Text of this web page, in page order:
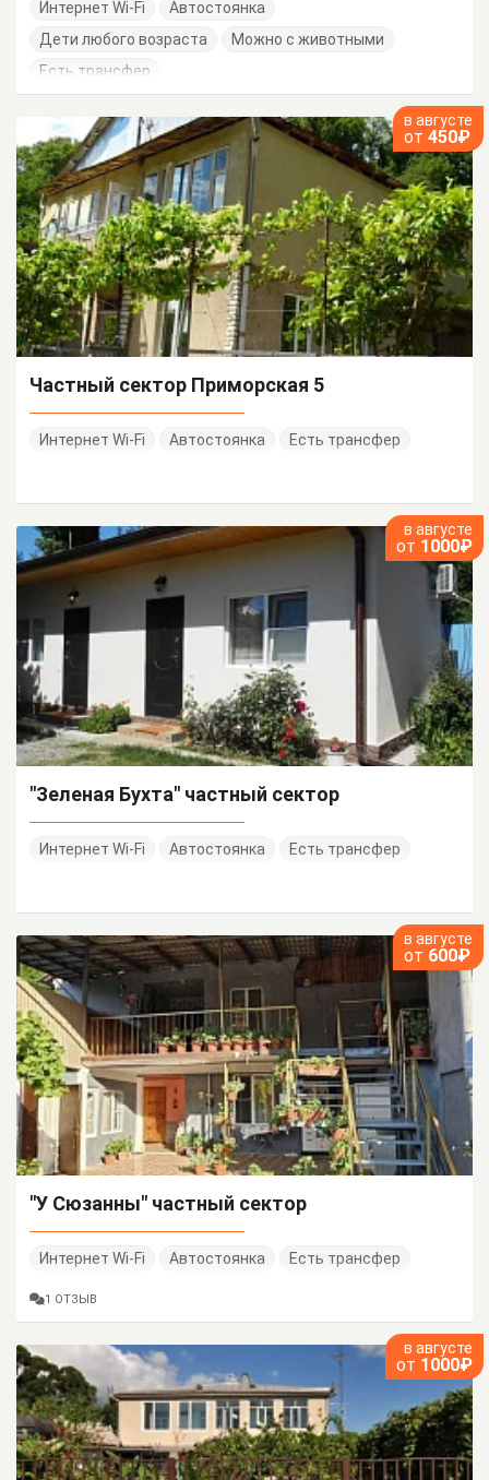
Интернет Wi-Fi
Автостоянка
Дети любого возраста
Можно с животными
Есть трансфер
в августе
от 450₽
Частный сектор Приморская 5
Интернет Wi-Fi Автостоянка Есть трансфер
в августе
от 1000₽
"Зеленая Бухта" частный сектор
Интернет Wi-Fi Автостоянка Есть трансфер
в августе
от 600₽
"У Сюзанны" частный сектор
Интернет Wi-Fi Автостоянка Есть трансфер
1 ОТЗЫВ
в августе
от 1000₽